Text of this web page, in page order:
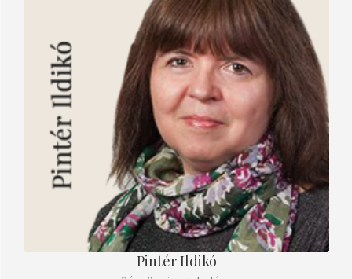
Pintér Ildikó